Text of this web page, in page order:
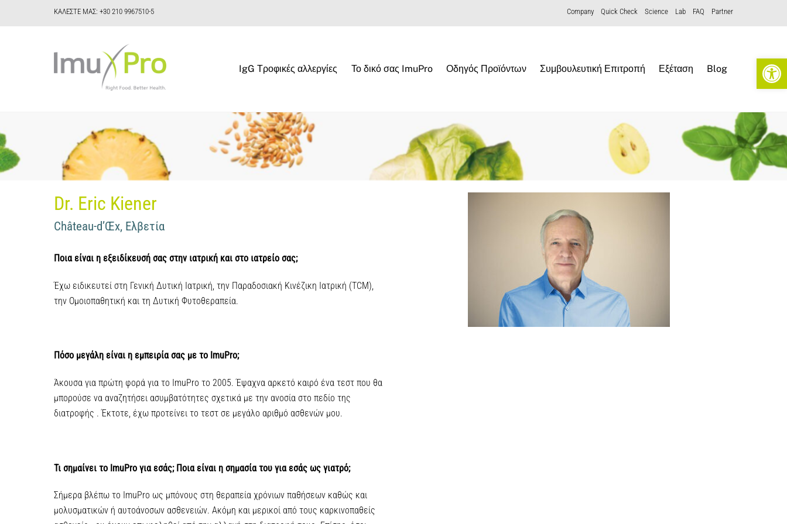
Open toolbar
ΚΑΛΕΣΤΕ ΜΑΣ: +30 210 9967510-5 Company Quick Check Science Lab FAQ Partner
IgG Τροφικές αλλεργίες Το δικό σας ImuPro Οδηγός Προϊόντων Συμβουλευτική Επιτροπή Εξέταση Blog
Dr. Eric Kiener
Château-d’Œx, Ελβετία
Ποια είναι η εξειδίκευσή σας στην ιατρική και στο ιατρείο σας;
Έχω ειδικευτεί στη Γενική Δυτική Ιατρική, την Παραδοσιακή Κινέζικη Ιατρική (TCM),
την Ομοιοπαθητική και τη Δυτική Φυτοθεραπεία.
Πόσο μεγάλη είναι η εμπειρία σας με το ImuPro;
Άκουσα για πρώτη φορά για το ImuPro το 2005. Έψαχνα αρκετό καιρό ένα τεστ που θα
μπορούσε να αναζητήσει ασυμβατότητες σχετικά με την ανοσία στο πεδίο της
διατροφής . Έκτοτε, έχω προτείνει το τεστ σε μεγάλο αριθμό ασθενών μου.
Τι σημαίνει το ImuPro για εσάς; Ποια είναι η σημασία του για εσάς ως γιατρό;
Σήμερα βλέπω το ImuPro ως μπόνους στη θεραπεία χρόνιων παθήσεων καθώς και
μολυσματικών ή αυτοάνοσων ασθενειών. Ακόμη και μερικοί από τους καρκινοπαθείς